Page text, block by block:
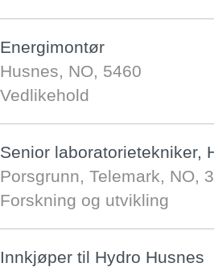
Energimontør
Husnes, NO, 5460
Vedlikehold
Senior laboratorietekniker,
Porsgrunn, Telemark, NO,
Forskning og utvikling
Innkjøper til Hydro Husnes